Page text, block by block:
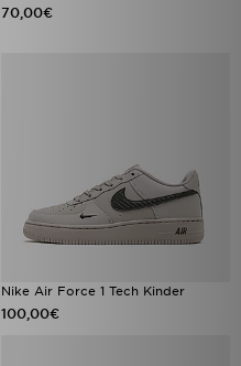
70,00€
Nike Air Force 1 Tech Kinder
100,00€